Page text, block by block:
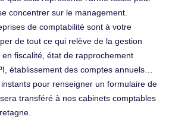
concentrer sur le management.
de comptabilité sont à votre
de tout ce qui relève de la gestion
fiscalité, état de rapprochement
établissement des comptes annuels…
pour renseigner un formulaire de
transféré à nos cabinets comptables